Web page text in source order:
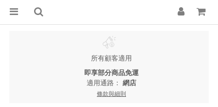
所有顧客適用
即享部分商品免運
適用通路： 網店
條款與細則